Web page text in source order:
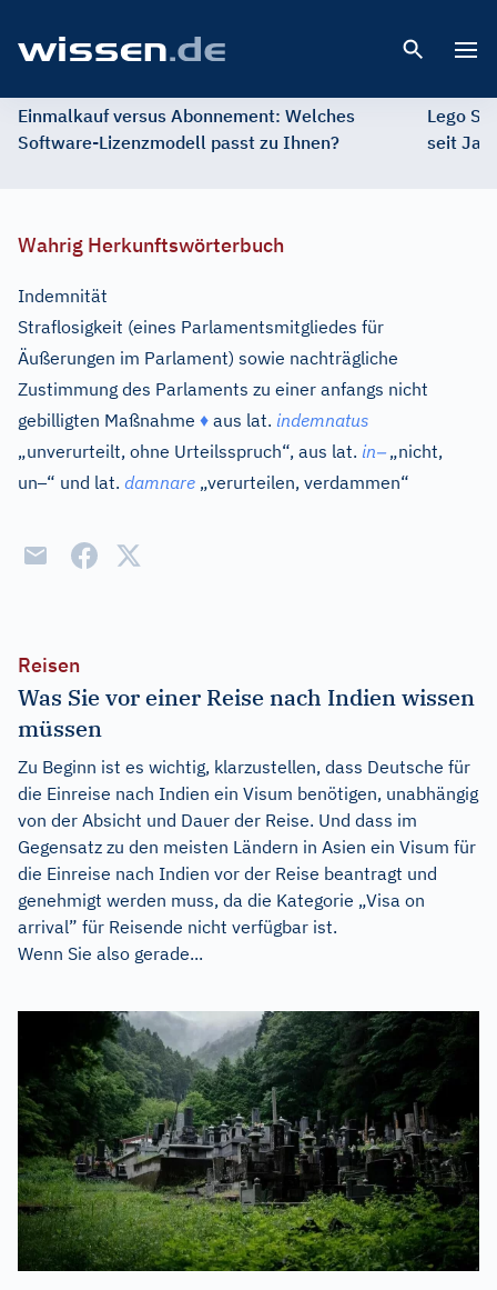
Einmalkauf versus Abonnement: Welches
Software-Lizenzmodell passt zu Ihnen?
Lego
seit
Wahrig Herkunftswörterbuch
Indemnität
Straflosigkeit (eines Parlamentsmitgliedes für
Äußerungen im Parlament) sowie nachträgliche
Zustimmung des Parlaments zu einer anfangs nicht
gebilligten Maßnahme ♦ aus lat. indemnatus
„unverurteilt, ohne Urteilsspruch“, aus lat. in–„nicht,
un–“ und lat. damnare „verurteilen, verdammen“
Reisen
Was Sie vor einer Reise nach Indien wissen
müssen
Zu Beginn ist es wichtig, klarzustellen, dass Deutsche für
die Einreise nach Indien ein Visum benötigen, unabhängig
von der Absicht und Dauer der Reise. Und dass im
Gegensatz zu den meisten Ländern in Asien ein Visum für
die Einreise nach Indien vor der Reise beantragt und
genehmigt werden muss, da die Kategorie „Visa on
arrival” für Reisende nicht verfügbar ist.
Wenn Sie also gerade...